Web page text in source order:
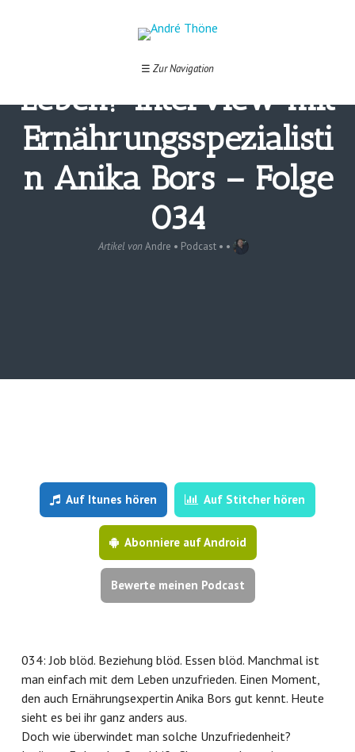
☰ Zur Navigation
Unzufrieden mit dem
Leben? Interview mit
Ernährungsspezialisti
n Anika Bors – Folge
034
Artikel vonAndre • Podcast • •
Auf Itunes hören Auf Stitcher hören
Abonniere auf Android
Bewerte meinen Podcast
034: Job blöd. Beziehung blöd. Essen blöd. Manchmal ist
man einfach mit dem Leben unzufrieden. Einen Moment,
den auch Ernährungsexpertin Anika Bors gut kennt. Heute
sieht es bei ihr ganz anders aus.
Doch wie überwindet man solche Unzufriedenheit?